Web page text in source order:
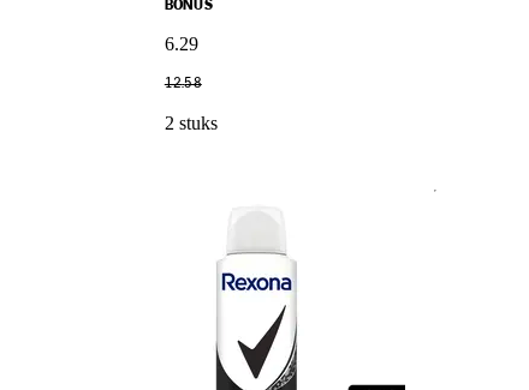
BONUS
6.29
12.58
2 stuks